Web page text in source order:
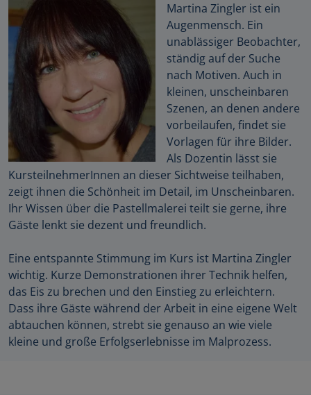
Martina Zingler ist ein
Augenmensch. Ein
unablässiger Beobachter,
ständig auf der Suche
nach Motiven. Auch in
kleinen, unscheinbaren
Szenen, an denen andere
vorbeilaufen, findet sie
Vorlagen für ihre Bilder.
Als Dozentin lässt sie
KursteilnehmerInnen an dieser Sichtweise teilhaben,
zeigt ihnen die Schönheit im Detail, im Unscheinbaren.
Ihr Wissen über die Pastellmalerei teilt sie gerne, ihre
Gäste lenkt sie dezent und freundlich.
Eine entspannte Stimmung im Kurs ist Martina Zingler
wichtig. Kurze Demonstrationen ihrer Technik helfen,
das Eis zu brechen und den Einstieg zu erleichtern.
Dass ihre Gäste während der Arbeit in eine eigene Welt
abtauchen können, strebt sie genauso an wie viele
kleine und große Erfolgserlebnisse im Malprozess.